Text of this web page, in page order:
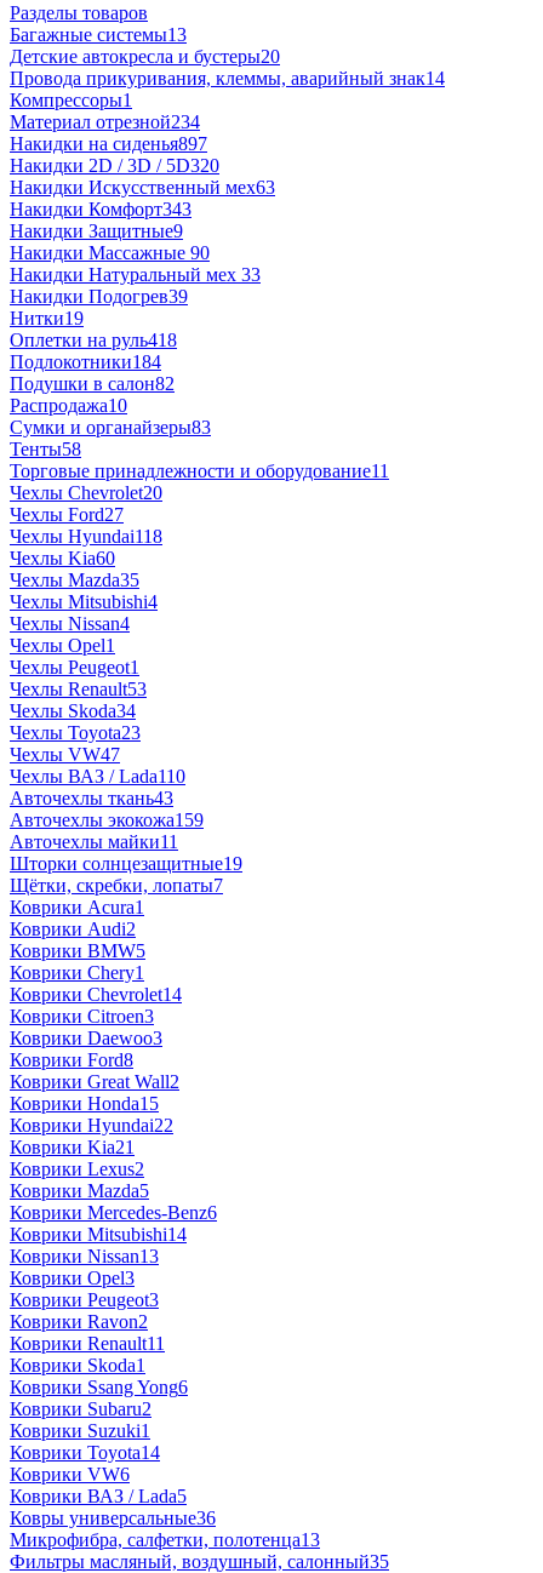
Разделы товаров
Багажные системы13
Детские автокресла и бустеры20
Провода прикуривания, клеммы, аварийный знак14
Компрессоры1
Материал отрезной234
Накидки на сиденья897
Накидки 2D / 3D / 5D320
Накидки Искусственный мех63
Накидки Комфорт343
Накидки Защитные9
Накидки Массажные 90
Накидки Натуральный мех 33
Накидки Подогрев39
Нитки19
Оплетки на руль418
Подлокотники184
Подушки в салон82
Распродажа10
Сумки и органайзеры83
Тенты58
Торговые принадлежности и оборудование11
Чехлы Chevrolet20
Чехлы Ford27
Чехлы Hyundai118
Чехлы Kia60
Чехлы Mazda35
Чехлы Mitsubishi4
Чехлы Nissan4
Чехлы Opel1
Чехлы Peugeot1
Чехлы Renault53
Чехлы Skoda34
Чехлы Toyota23
Чехлы VW47
Чехлы ВАЗ / Lada110
Авточехлы ткань43
Авточехлы экокожа159
Авточехлы майки11
Шторки солнцезащитные19
Щётки, скребки, лопаты7
Коврики Acura1
Коврики Audi2
Коврики BMW5
Коврики Chery1
Коврики Chevrolet14
Коврики Citroen3
Коврики Daewoo3
Коврики Ford8
Коврики Great Wall2
Коврики Honda15
Коврики Hyundai22
Коврики Kia21
Коврики Lexus2
Коврики Mazda5
Коврики Mercedes-Benz6
Коврики Mitsubishi14
Коврики Nissan13
Коврики Opel3
Коврики Peugeot3
Коврики Ravon2
Коврики Renault11
Коврики Skoda1
Коврики Ssang Yong6
Коврики Subaru2
Коврики Suzuki1
Коврики Toyota14
Коврики VW6
Коврики ВАЗ / Lada5
Ковры универсальные36
Микрофибра, салфетки, полотенца13
Фильтры масляный, воздушный, салонный35